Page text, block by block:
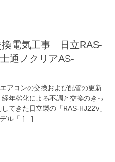
換電気工事 日立RAS-
通ノクリアAS-
アコンの交換および配管の更新
年劣化による不調と交換のきっ
てきた日立製の「RAS-HJ22V」
デル「 […]